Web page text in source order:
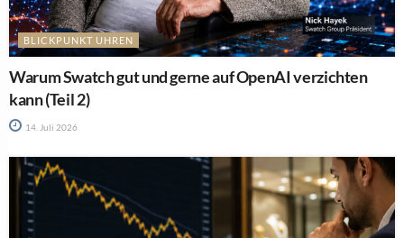
BLICKPUNKT UHREN
Warum Swatch gut und gerne auf OpenAI verzichten
kann (Teil 2)
14. Juli 2026